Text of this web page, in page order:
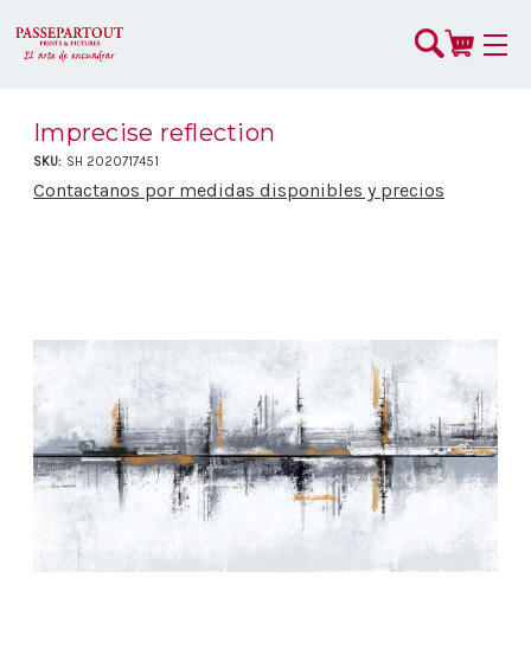
Imprecise reflection
SKU: SH 2020717451
Contactanos por medidas disponibles y precios